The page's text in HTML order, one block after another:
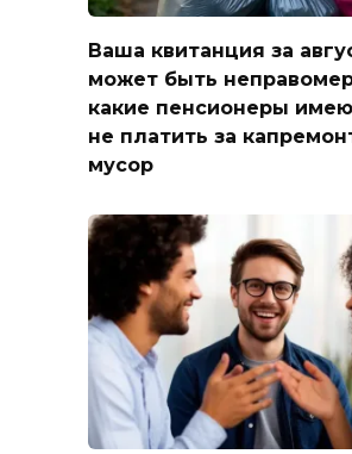
Ваша квитанция за
может быть
какие пенсионеры
не платить за
мусор